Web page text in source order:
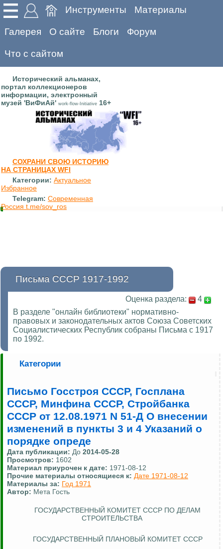
Инструменты Материалы
Галерея О сайте Блоги Форум
Что с сайтом
Исторический альманах,
портал коллекционеров
информации, электронный
музей 'ВиФиАй' work-flow-Initiative 16+
СОХРАНИ СВОЮ ИСТОРИЮ
НА СТРАНИЦАХ WFI
Категории: Актуальное
Избранное
Telegram: Современная
Россия t.me/sov_ros
Письма СССР 1917-1992
Оценка раздела:
4
В разделе "онлайн библиотеки" нормативно-
правовых и законодательных актов Союза Советских
Социалистических Республик собраны Письма с 1917
по 1992.
Категории
Письмо Госстроя СССР, Госплана
СССР, Минфина СССР, Стройбанка
СССР от 12.08.1971 N 51-Д О внесении
изменений в пункты 3 и 4 Указаний о
порядке опреде
Дата публикации: До 2014-05-28
Просмотров: 1602
Материал приурочен к дате: 1971-08-12
Прочие материалы относящиеся к: Дате 1971-08-12
Материалы за: Год 1971
Автор: Мета Гость
ГОСУДАРСТВЕННЫЙ КОМИТЕТ СССР ПО ДЕЛАМ
СТРОИТЕЛЬСТВА
ГОСУДАРСТВЕННЫЙ ПЛАНОВЫЙ КОМИТЕТ СССР